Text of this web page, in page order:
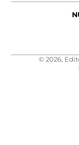
© 2026,